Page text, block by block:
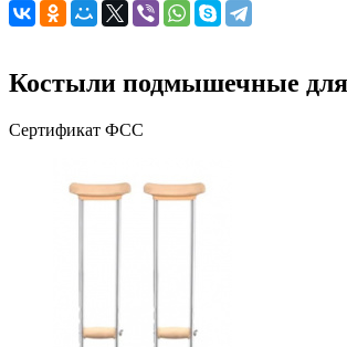
Костыли подмышечные
Сертификат ФСС